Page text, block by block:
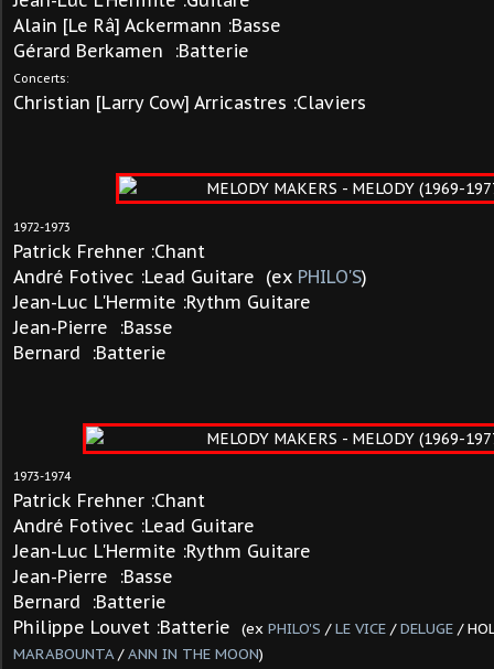
Alain [Le Râ] Ackermann :Basse
Gérard Berkamen :Batterie
Concerts:
Christian [Larry Cow] Arricastres :Claviers
1972-1973
Patrick Frehner :Chant
André Fotivec :Lead Guitare (ex PHILO'S)
Jean-Luc L'Hermite :Rythm Guitare
Jean-Pierre :Basse
Bernard :Batterie
1973-1974
Patrick Frehner :Chant
André Fotivec :Lead Guitare
Jean-Luc L'Hermite :Rythm Guitare
Jean-Pierre :Basse
Bernard :Batterie
Philippe Louvet :Batterie (ex PHILO'S /LE VICE /DELUGE /
MARABOUNTA/ANN IN THE MOON)